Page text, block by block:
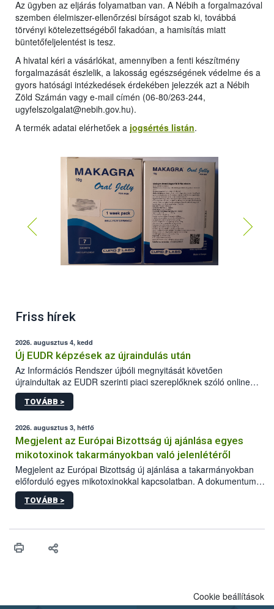
Az ügyben az eljárás folyamatban van. A Nébih a forgalmazóval
szemben élelmiszer-ellenőrzési bírságot szab ki, továbbá
törvényi kötelezettségéből fakadóan, a hamisítás miatt
büntetőfeljelentést is tesz.
A hivatal kéri a vásárlókat, amennyiben a fenti készítmény
forgalmazását észlelik, a lakosság egészségének védelme és a
gyors hatósági intézkedések érdekében jelezzék azt a Nébih
Zöld Számán vagy e-mail címén (06-80/263-244,
ugyfelszolgalat@nebih.gov.hu).
A termék adatai elérhetőek a jogsértés listán.
Friss hírek
2026. augusztus 4, kedd
Új EUDR képzések az újraindulás után
Az Információs Rendszer újbóli megnyitását követően
újraindultak az EUDR szerinti piaci szereplőknek szóló online
képzések.
TOVÁBB >
2026. augusztus 3, hétfő
Megjelent az Európai Bizottság új ajánlása egyes
mikotoxinok takarmányokban való jelenlétéről
Megjelent az Európai Bizottság új ajánlása a takarmányokban
előforduló egyes mikotoxinokkal kapcsolatban. A dokumentum
2027-től új irányértékek alkalmazását írja elő, és a jelenleg
hatályos uniós ajánlások helyébe lép.
TOVÁBB >
Cookie beállítások